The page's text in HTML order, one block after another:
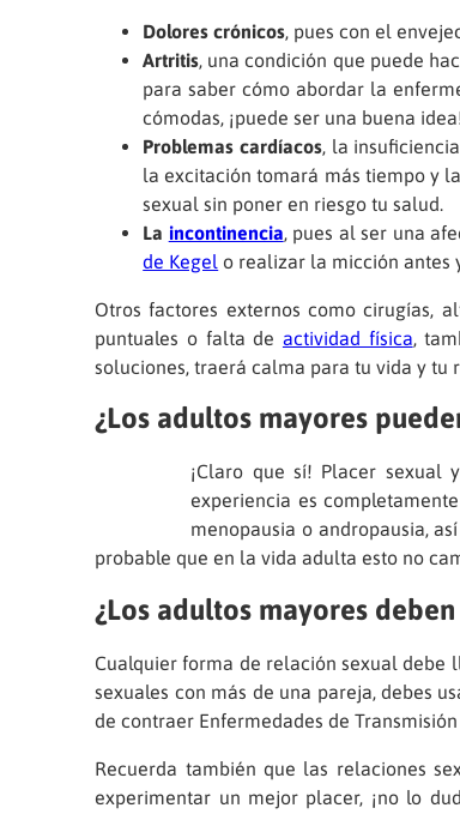
Dolores crónicos , pues con el
Artritis , una condición que puede
para saber cómo abordar la
cómodas, ¡puede ser una buena
Problemas cardíacos, la
la excitación tomará más tiempo y
sexual sin poner en riesgo tu salud.
La incontinencia , pues al ser una
de Kegel o realizar la micción antes
Otros factores externos como cirugías,
puntuales o falta de actividad física ,
soluciones, traerá calma para tu vida y tu
¿Los adultos mayores
¡Claro que sí! Placer sexual
experiencia es
menopausia o andropausia,
probable que en la vida adulta esto no
¿Los adultos mayores
Cualquier forma de relación sexual debe
sexuales con más de una pareja, debes
de contraer Enfermedades de
Recuerda también que las relaciones
experimentar un mejor placer, ¡no lo